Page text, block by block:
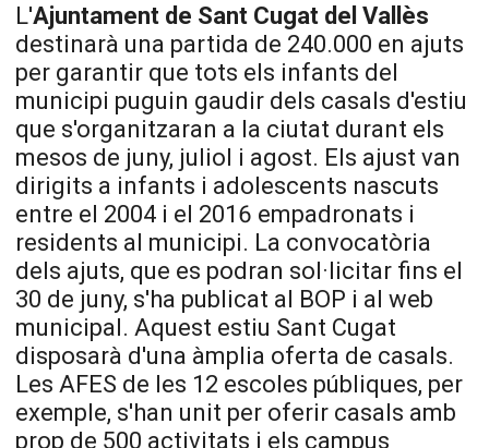
L'Ajuntament de Sant Cugat del Vallès
destinarà una partida de 240.000 en ajuts
per garantir que tots els infants del
municipi puguin gaudir dels casals d'estiu
que s'organitzaran a la ciutat durant els
mesos de juny, juliol i agost. Els ajust van
dirigits a infants i adolescents nascuts
entre el 2004 i el 2016 empadronats i
residents al municipi. La convocatòria
dels ajuts, que es podran sol·licitar fins el
30 de juny, s'ha publicat al BOP i al web
municipal. Aquest estiu Sant Cugat
disposarà d'una àmplia oferta de casals.
Les AFES de les 12 escoles públiques, per
exemple, s'han unit per oferir casals amb
prop de 500 activitats i els campus